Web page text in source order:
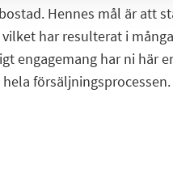
Hennes mål är att
har resulterat i
engagemang har ni här
försäljningsprocessen.